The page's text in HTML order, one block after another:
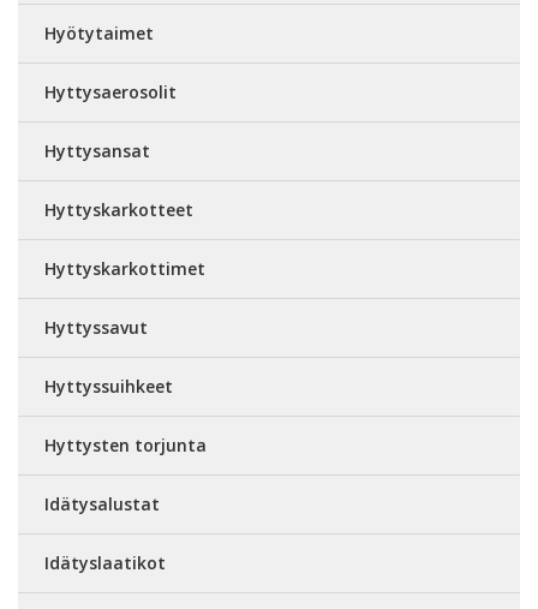
Hyötytaimet
Hyttysaerosolit
Hyttysansat
Hyttyskarkotteet
Hyttyskarkottimet
Hyttyssavut
Hyttyssuihkeet
Hyttysten torjunta
Idätysalustat
Idätyslaatikot